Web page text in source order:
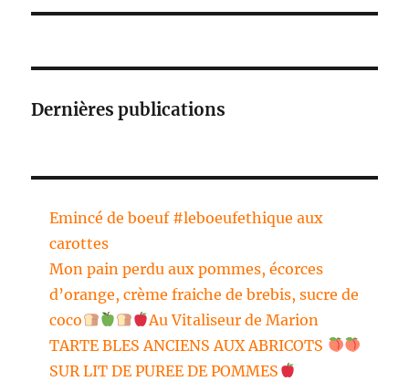
Dernières publications
Emincé de boeuf #leboeufethique aux
carottes
Mon pain perdu aux pommes, écorces
d’orange, crème fraiche de brebis, sucre de
coco
Au Vitaliseur de Marion
TARTE BLES ANCIENS AUX ABRICOTS
SUR LIT DE PUREE DE POMMES